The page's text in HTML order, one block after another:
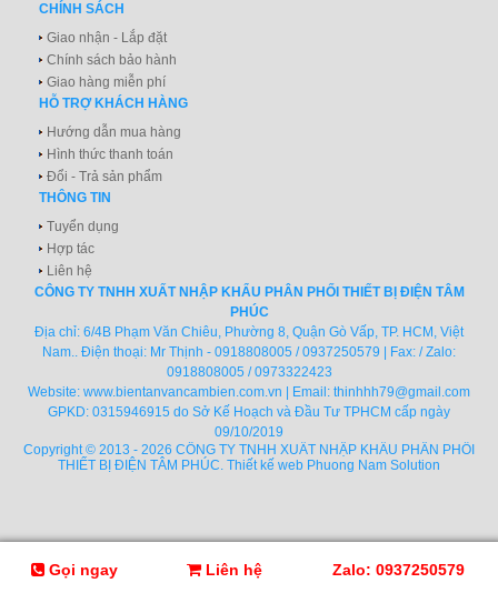
CHÍNH SÁCH
Giao nhận - Lắp đặt
Chính sách bảo hành
Giao hàng miễn phí
HỖ TRỢ KHÁCH HÀNG
Hướng dẫn mua hàng
Hình thức thanh toán
Đổi - Trả sản phẩm
THÔNG TIN
Tuyển dụng
Hợp tác
Liên hệ
CÔNG TY TNHH XUẤT NHẬP KHẨU PHÂN PHỐI THIẾT BỊ ĐIỆN TÂM
PHÚC
Địa chỉ: 6/4B Phạm Văn Chiêu, Phường 8, Quận Gò Vấp, TP. HCM, Việt
Nam.. Điện thoại: Mr Thịnh - 0918808005 / 0937250579 | Fax: / Zalo:
0918808005 / 0973322423
Website: www.bientanvancambien.com.vn | Email: thinhhh79@gmail.com
GPKD: 0315946915 do Sở Kế Hoạch và Đầu Tư TPHCM cấp ngày
09/10/2019
Copyright © 2013 - 2026 CÔNG TY TNHH XUẤT NHẬP KHẨU PHÂN PHỐI
THIẾT BỊ ĐIỆN TÂM PHÚC. Thiết kế web Phuong Nam Solution
Gọi ngay Zalo: 0937250579
Liên hệ